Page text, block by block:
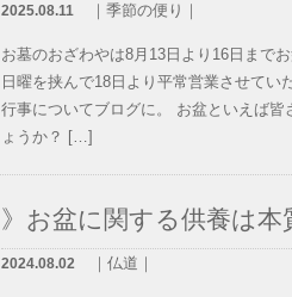
2025.08.11 ｜季節の便り｜
お墓のおざわやは8月13日より16日まで
日曜を挟んで18日より平常営業させてい
行事についてブログに。 お盆といえば皆
ょうか？ […]
》お盆に関する供養は
2024.08.02 ｜仏道｜